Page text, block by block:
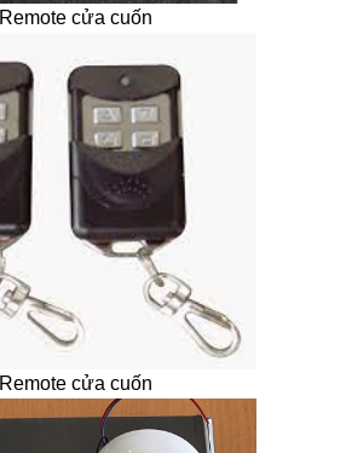
Remote cửa cuốn
Remote cửa cuốn